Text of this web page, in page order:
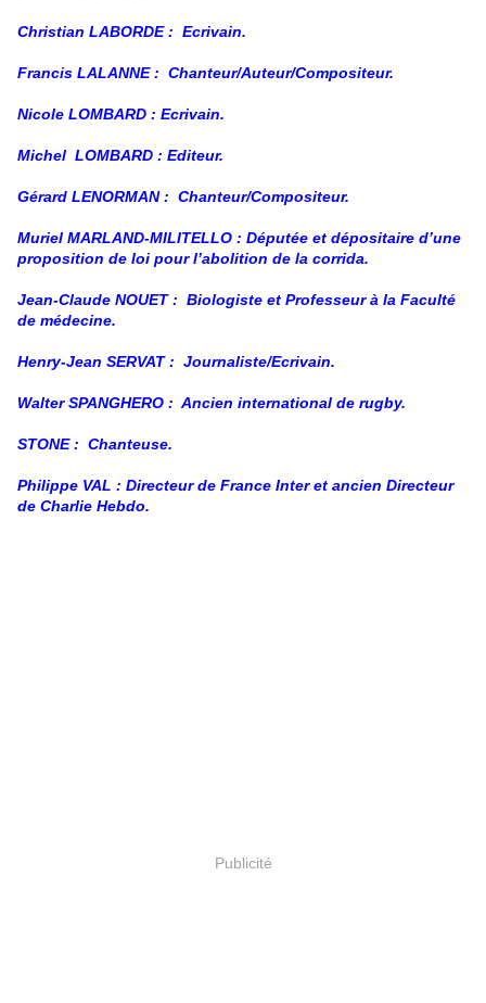
Christian LABORDE : Ecrivain.
Francis LALANNE : Chanteur/Auteur/Compositeur.
Nicole LOMBARD : Ecrivain.
Michel LOMBARD : Editeur.
Gérard LENORMAN : Chanteur/Compositeur.
Muriel MARLAND-MILITELLO : Députée et dépositaire d’une
proposition de loi pour l’abolition de la corrida.
Jean-Claude NOUET : Biologiste et Professeur à la Faculté
de médecine.
Henry-Jean SERVAT : Journaliste/Ecrivain.
Walter SPANGHERO : Ancien international de rugby.
STONE : Chanteuse.
Philippe VAL : Directeur de France Inter et ancien Directeur
de Charlie Hebdo.
Publicité